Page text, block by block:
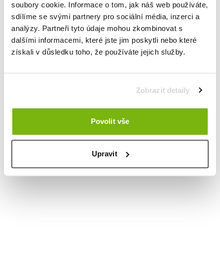
soubory cookie. Informace o tom, jak náš web používáte,
sdílíme se svými partnery pro sociální média, inzerci a
analýzy. Partneři tyto údaje mohou zkombinovat s
dalšími informacemi, které jste jim poskytli nebo které
získali v důsledku toho, že používáte jejich služby.
Zobrazit detaily
Povolit vše
Upravit